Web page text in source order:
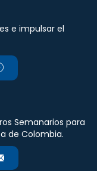
e impulsar el
Semanarios para
de Colombia.